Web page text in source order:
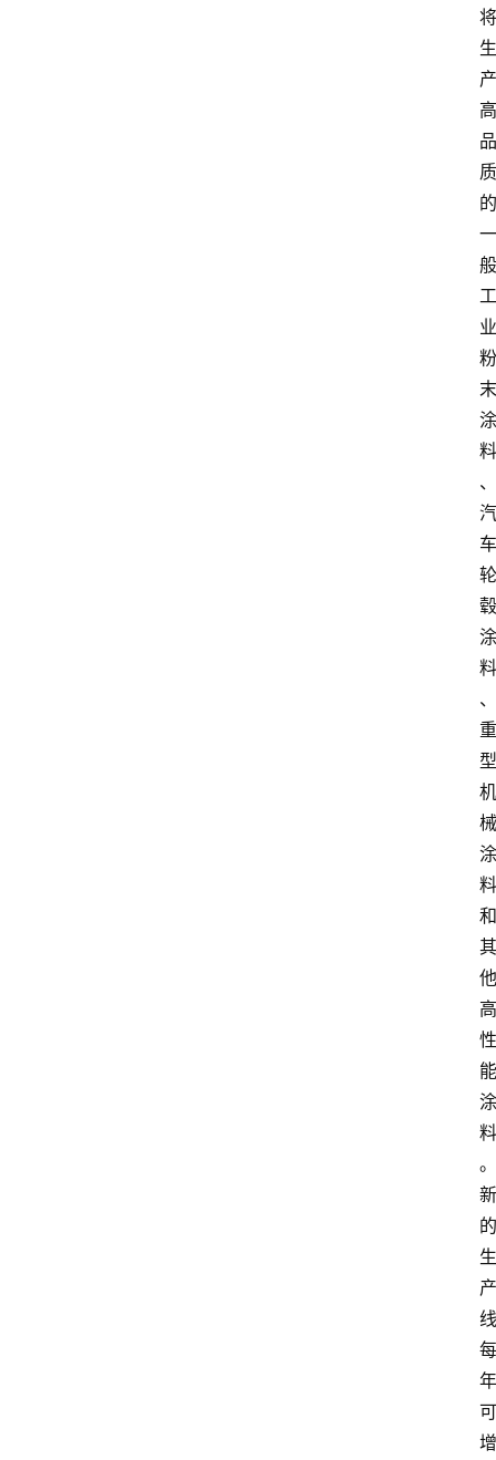
将
生
产
高
品
质
的
一
般
工
业
粉
末
涂
料
、
汽
车
轮
毂
涂
料
、
重
型
机
械
涂
料
和
其
他
高
性
能
涂
料
。
新
的
生
产
线
每
年
可
增